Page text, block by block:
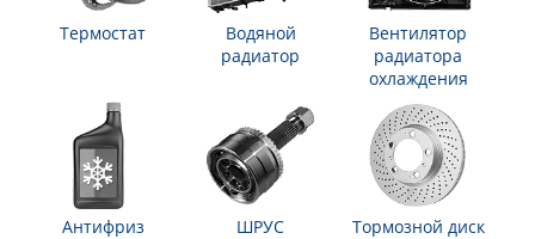
Термостат
Водяной
радиатор
Вентилятор
радиатора
охлаждения
Антифриз ШРУС Тормозной диск